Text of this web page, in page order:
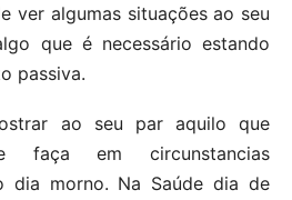
ver algumas situações ao seu
que é necessário estando
passiva.
ao seu par aquilo que
faça em circunstancias
dia morno. Na Saúde dia de